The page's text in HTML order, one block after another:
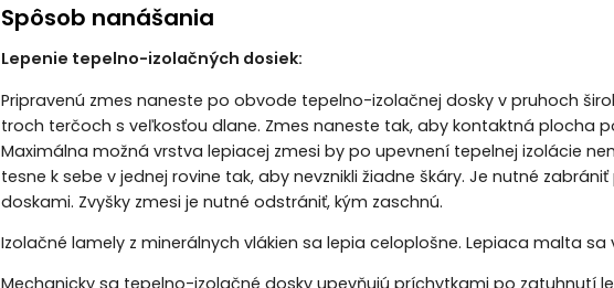
Spôsob nanášania
Lepenie tepelno-izolačných dosiek:
Pripravenú zmes naneste po obvode tepelno-izolačnej dosky v pruhoch
troch terčoch s veľkosťou dlane. Zmes naneste tak, aby kontaktná plocha
Maximálna možná vrstva lepiacej zmesi by po upevnení tepelnej izolácie
tesne k sebe v jednej rovine tak, aby nevznikli žiadne škáry. Je nutné
doskami. Zvyšky zmesi je nutné odstrániť, kým zaschnú.
Izolačné lamely z minerálnych vlákien sa lepia celoplošne. Lepiaca malta